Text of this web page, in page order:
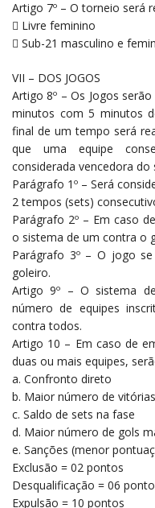
Artigo 7º – O torneio será
 Livre feminino
 Sub-21 masculino e
VII – DOS JOGOS
Artigo 8º – Os Jogos
minutos com 5 minutos
final de um tempo será
que uma equipe
considerada vencedora do
Parágrafo 1º – Será
2 tempos (sets)
Parágrafo 2º – Em caso
o sistema de um contra o
Parágrafo 3º – O jogo
goleiro.
Artigo 9º – O sistema
número de equipes
contra todos.
Artigo 10 – Em caso de
duas ou mais equipes,
a. Confronto direto
b. Maior número de
c. Saldo de sets na fase
d. Maior número de gols
e. Sanções (menor
Exclusão = 02 pontos
Desqualificação = 06
Expulsão = 10 pontos